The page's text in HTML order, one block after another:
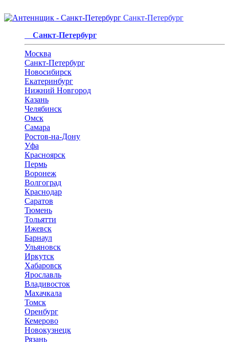
Санкт-Петербург
Санкт-Петербург
Москва
Санкт-Петербург
Новосибирск
Екатеринбург
Нижний Новгород
Казань
Челябинск
Омск
Самара
Ростов-на-Дону
Уфа
Красноярск
Пермь
Воронеж
Волгоград
Краснодар
Саратов
Тюмень
Тольятти
Ижевск
Барнаул
Ульяновск
Иркутск
Хабаровск
Ярославль
Владивосток
Махачкала
Томск
Оренбург
Кемерово
Новокузнецк
Рязань